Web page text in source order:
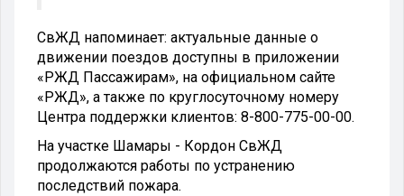
СвЖД напоминает: актуальные данные о
движении поездов доступны в приложении
«РЖД Пассажирам», на официальном сайте
«РЖД», а также по круглосуточному номеру
Центра поддержки клиентов: 8-800-775-00-00.
На участке Шамары - Кордон СвЖД
продолжаются работы по устранению
последствий пожара.